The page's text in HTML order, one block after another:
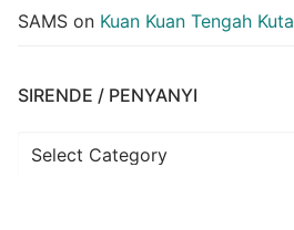
SAMS on Kuan Kuan Tengah Kuta
SIRENDE / PENYANYI
Sirende